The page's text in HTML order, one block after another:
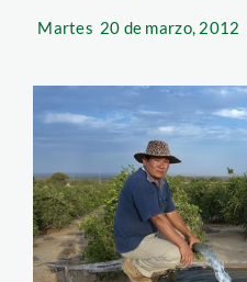
Martes 20 de marzo, 2012